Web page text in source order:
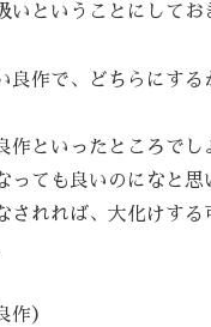
いということにしてお
良作で、どちらにする
作といったところでし
っても良いのになと思
されれば、大化けする
作）